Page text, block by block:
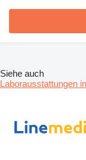
Siehe auch
Laborausstattungen